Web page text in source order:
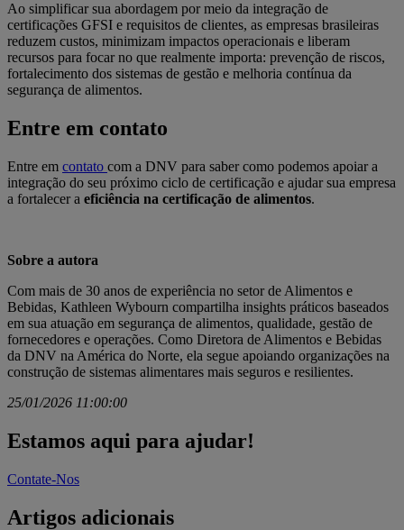
Ao simplificar sua abordagem por meio da integração de
certificações GFSI e requisitos de clientes, as empresas brasileiras
reduzem custos, minimizam impactos operacionais e liberam
recursos para focar no que realmente importa: prevenção de riscos,
fortalecimento dos sistemas de gestão e melhoria contínua da
segurança de alimentos.
Entre em contato
Entre em contato com a DNV para saber como podemos apoiar a
integração do seu próximo ciclo de certificação e ajudar sua empresa
a fortalecer a eficiência na certificação de alimentos.
Sobre a autora
Com mais de 30 anos de experiência no setor de Alimentos e
Bebidas, Kathleen Wybourn compartilha insights práticos baseados
em sua atuação em segurança de alimentos, qualidade, gestão de
fornecedores e operações. Como Diretora de Alimentos e Bebidas
da DNV na América do Norte, ela segue apoiando organizações na
construção de sistemas alimentares mais seguros e resilientes.
25/01/2026 11:00:00
Estamos aqui para ajudar!
Contate-Nos
Artigos adicionais